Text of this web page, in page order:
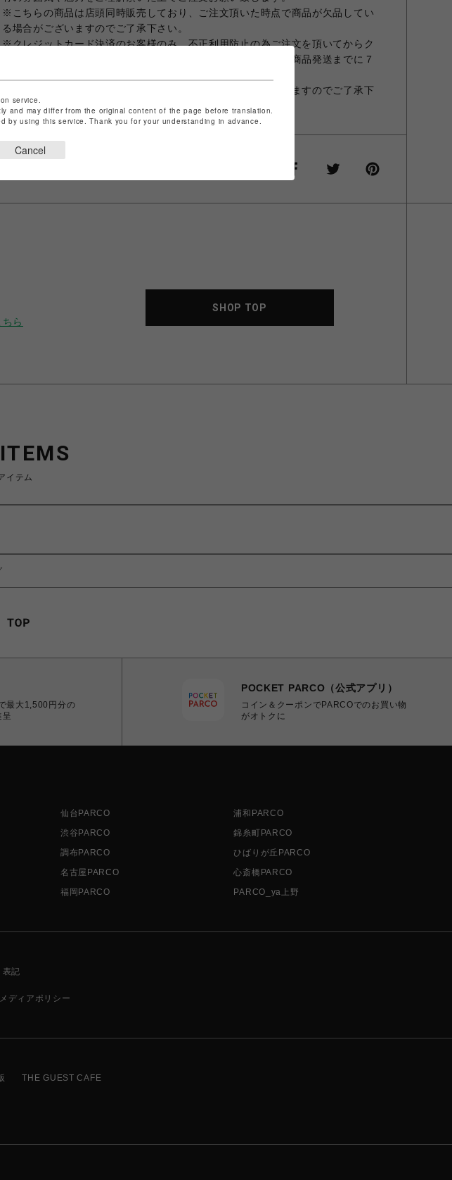
※こちらの商品は店頭同時販売しており、ご注文頂いた時点で商品が欠品してい
る場合がございますのでご了承下さい。
※クレジットカード決済のお客様のみ、不正利用防止の為ご注文を頂いてからク
レジットカード会社にカード情報の調査を致します。その為、商品発送までに７
商品発送の際に当店よりご本人確認のため、ご連絡させて頂きますのでご了承下
さい。
ちら
SHOP TOP
イテム
最大1,500円分の
呈
POCKET PARCO（公式アプリ）
コイン＆クーポンでPARCOでのお買い物
がオトクに
仙台PARCO
浦和PARCO
渋谷PARCO
錦糸町PARCO
調布PARCO
ひばりが丘PARCO
名古屋PARCO
心斎橋PARCO
福岡PARCO PARCO_ya上野
表記
ディアポリシー
THE GUEST CAFE
service.
and may differ from the original content of the page before translation.
by using this service. Thank you for your understanding in advance.
Cancel